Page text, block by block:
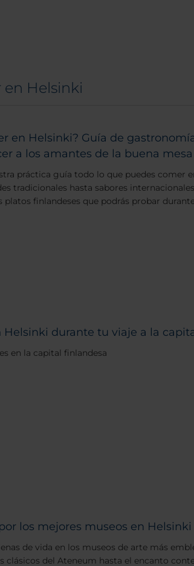
en Helsinki
en Helsinki? Guía de
a los amantes de la buena mesa
práctica guía todo lo que puedes comer
tradicionales hasta sabores
platos finlandeses que podrás probar
Helsinki durante tu viaje a la
en la capital finlandesa
los mejores museos en Helsinki
de vida en los museos de arte más
clásicos del Ateneum hasta el encanto